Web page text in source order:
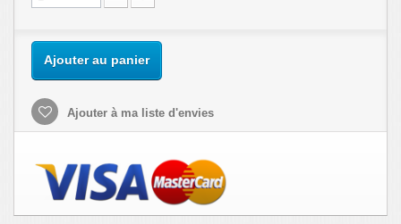
Ajouter au panier
Ajouter à ma liste d'envies